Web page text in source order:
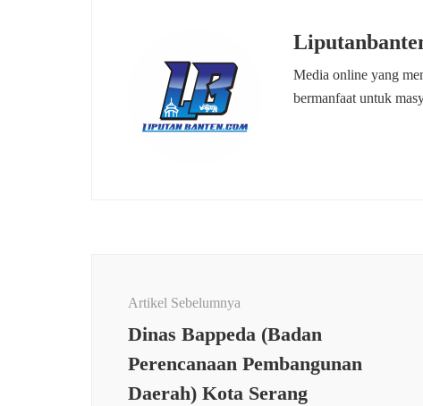
Media online yang
bermanfaat untuk
Artikel Sebelumnya
Dinas Bappeda (Badan
Perencanaan Pembangunan
Daerah) Kota Serang